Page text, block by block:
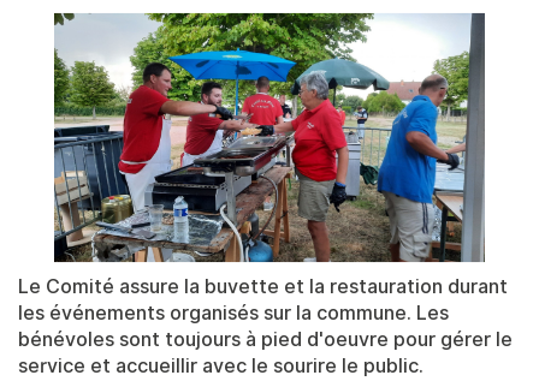
Le Comité assure la buvette et la restauration durant
les événements organisés sur la commune. Les
bénévoles sont toujours à pied d'oeuvre pour gérer le
service et accueillir avec le sourire le public.